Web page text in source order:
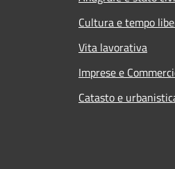
Cultura e tempo
Vita lavorativa
Imprese e
Catasto e